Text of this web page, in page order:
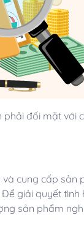
đối mặt với
cung cấp sản
giải quyết tình
sản phẩm